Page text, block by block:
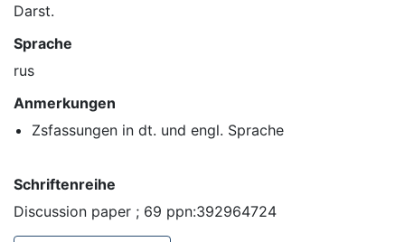
Darst.
Sprache
rus
Anmerkungen
Zsfassungen in dt. und engl. Sprache
Schriftenreihe
Discussion paper ; 69 ppn:392964724